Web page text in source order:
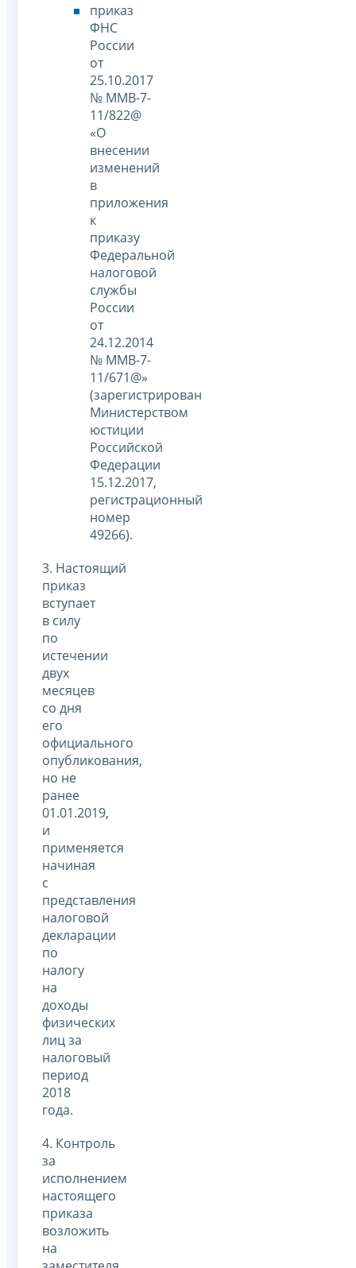
приказ
ФНС
России
от
25.10.2017
№ ММВ-7-
11/822@
«О
внесении
изменений
в
приложения
к
приказу
Федеральной
налоговой
службы
России
от
24.12.2014
№ ММВ-7-
11/671@»
(зарегистрирован
Министерством
юстиции
Российской
Федерации
15.12.2017,
регистрационный
номер
49266).
3. Настоящий
приказ
вступает
в силу
по
истечении
двух
месяцев
со дня
его
официального
опубликования,
но не
ранее
01.01.2019,
и
применяется
начиная
с
представления
налоговой
декларации
по
налогу
на
доходы
физических
лиц за
налоговый
период
2018
года.
4. Контроль
за
исполнением
настоящего
приказа
возложить
на